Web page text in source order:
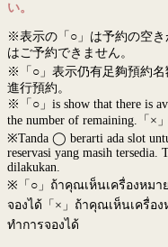
い。
※表示の「○」は予約の空き
はご予約できません。
※「○」表示仍有足夠預約名
進行預約。
※「○」is show that there is
the number of remaining.「×
※Tanda ◯ berarti ada slot
reservasi yang masih tersedia.
dilakukan.
※ 「○」ถ้าคุณเห็นเครื่องหม
จองได้「×」ถ้าคุณเห็นเครื่อ
ทำการจองได้